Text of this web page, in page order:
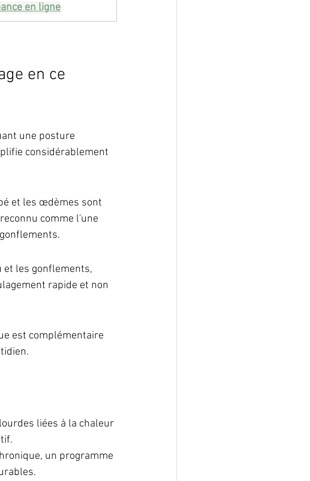
en ligne
en ce
une posture
considérablement
et les œdèmes sont
comme l'une
et les gonflements,
rapide et non
est complémentaire
liées à la chaleur
un programme